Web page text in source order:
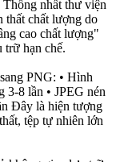
Thống nhất thư viện
thất chất lượng do
cao chất lượng"
trữ hạn chế.
PNG: • Hình
3-8 lần • JPEG nén
Đây là hiện tượng
tệp tự nhiên lớn